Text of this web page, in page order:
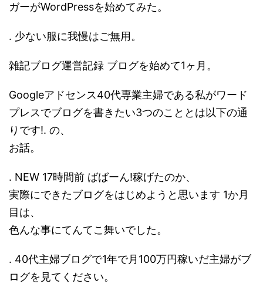
ガーがWordPressを始めてみた。
. 少ない服に我慢はご無用。
雑記ブログ運営記録 ブログを始めて1ヶ月。
Googleアドセンス40代専業主婦である私がワード
プレスでブログを書きたい3つのこととは以下の通
りです!. の、
お話。
. NEW 17時間前 ばばーん!稼げたのか、
実際にできたブログをはじめようと思います 1か月
目は、
色んな事にてんてこ舞いでした。
. 40代主婦ブログで1年で月100万円稼いだ主婦がブ
ログを見てください。